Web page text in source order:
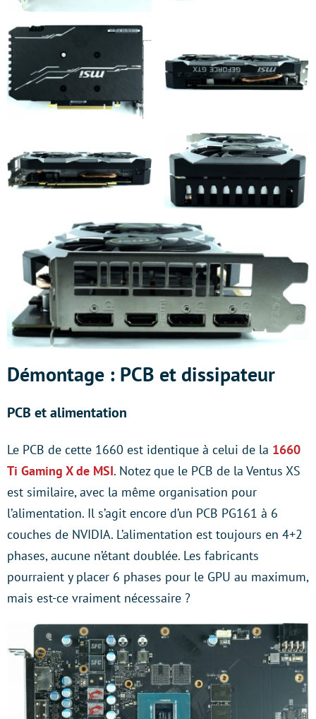
Démontage : PCB et dissipateur
PCB et alimentation
Le PCB de cette 1660 est identique à celui de la 1660
Ti Gaming X de MSI. Notez que le PCB de la Ventus XS
est similaire, avec la même organisation pour
l’alimentation. Il s’agit encore d’un PCB PG161 à 6
couches de NVIDIA. L’alimentation est toujours en 4+2
phases, aucune n’étant doublée. Les fabricants
pourraient y placer 6 phases pour le GPU au maximum,
mais est-ce vraiment nécessaire ?